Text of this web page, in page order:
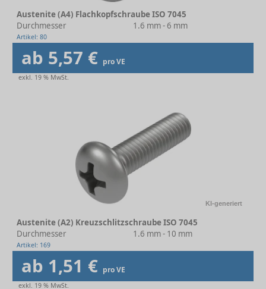
Austenite (A4) Flachkopfschraube ISO 7045
Durchmesser
1.6 mm - 6 mm
Artikel: 80
ab 5,57 € pro VE
exkl. 19 % MwSt.
KI-generiert
Austenite (A2) Kreuzschlitzschraube ISO 7045
Durchmesser
1.6 mm - 10 mm
Artikel: 169
ab 1,51 € pro VE
exkl. 19 % MwSt.